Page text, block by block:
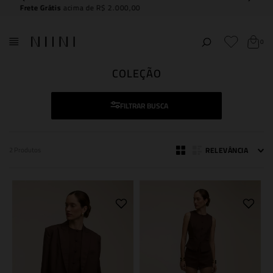
Compre eretire na NIINI JK Iguatemi
0
COLEÇÃO
FILTRAR
RELEVÂNCIA